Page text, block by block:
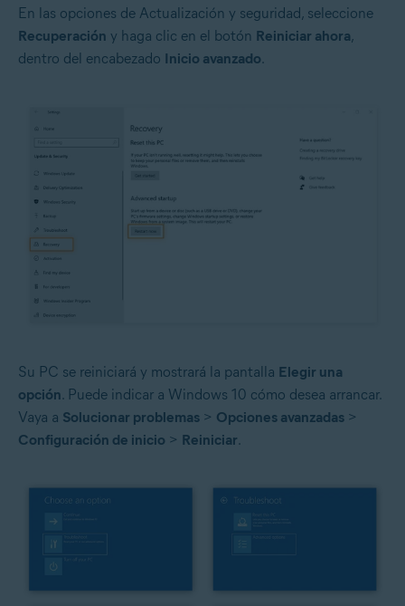
En las opciones de Actualización y seguridad, seleccione
Recuperación y haga clic en el botón Reiniciar ahora,
dentro del encabezado Inicio avanzado.
Su PC se reiniciará y mostrará la pantalla Elegir una
opción. Puede indicar a Windows 10 cómo desea arrancar.
Vaya a Solucionar problemas > Opciones avanzadas >
Configuración de inicio > Reiniciar.